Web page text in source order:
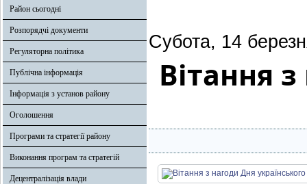
Район сьогодні
Розпорядчі документи
Регуляторна політика
Публічна інформація
Інформація з установ району
Оголошення
Програми та стратегії району
Виконання програм та стратегій
Децентралізація влади
Субота, 14
Вітання